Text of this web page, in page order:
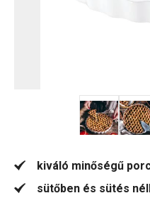
kiváló minőségű
sütőben és sütés